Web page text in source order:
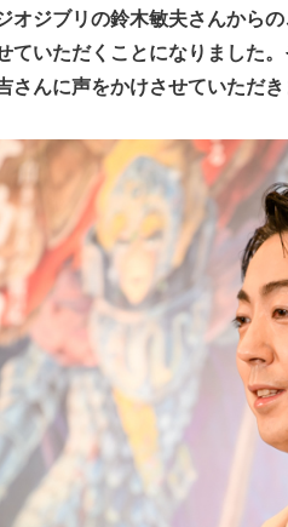
オジブリの鈴木敏夫さんから
ていただくことになりました
んに声をかけさせていただき